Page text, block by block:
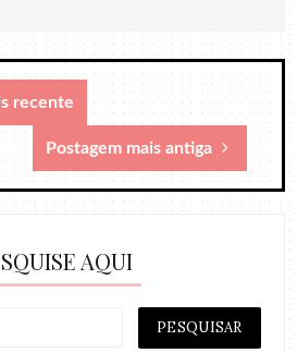
recente
Postagem mais antiga
AQUI